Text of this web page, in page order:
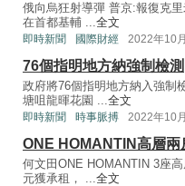
俄向烏狂射導彈 普京:報復克
在首都基輔 ...全文
即時新聞 國際財經 2022年10
76個指明地方納強制檢測
政府將76個指明地方納入強制
塘咀龍暉花園 ...全文
即時新聞 時事脈搏 2022年10
ONE HOMANTIN高層兩
何文田ONE HOMANTIN 3座
元獲承租， ...全文